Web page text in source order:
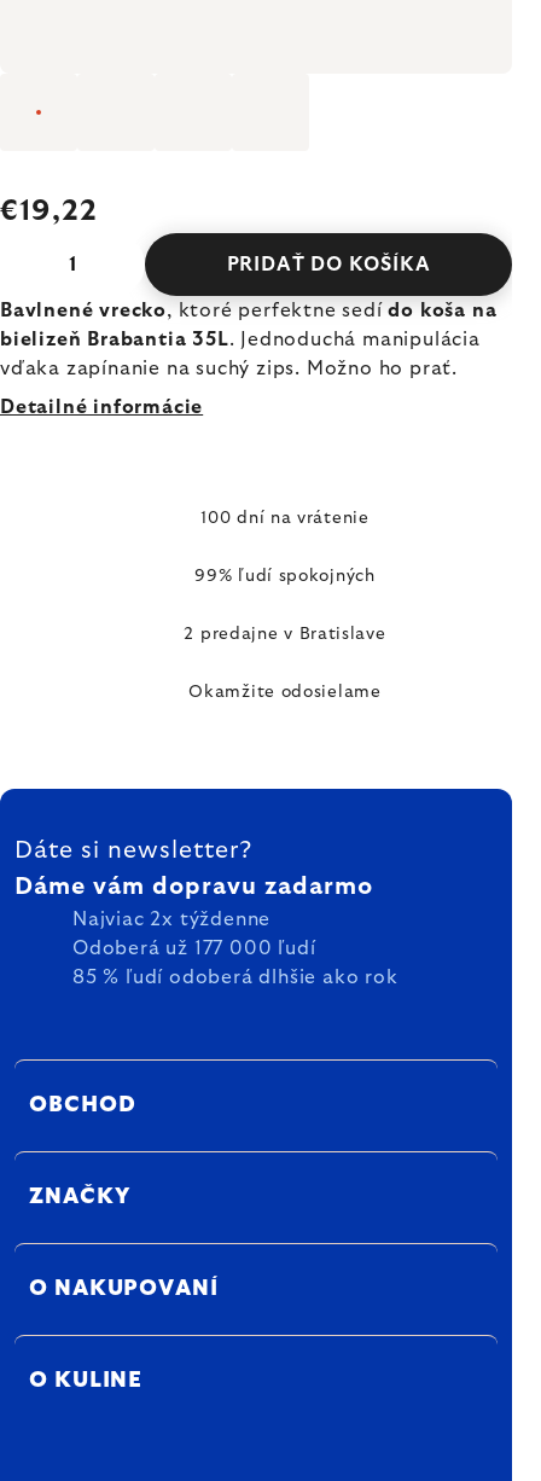
€19,22
PRIDAŤ DO KOŠÍKA
Bavlnené vrecko, ktoré perfektne sedído koša na
bielizeň Brabantia 35L. Jednoduchá manipulácia
vďaka zapínanie na suchý zips. Možno ho prať.
Detailné informácie
100 dní na vrátenie
99% ľudí spokojných
2 predajne v Bratislave
Okamžite odosielame
ZÁPÄTIE
Dáte si newsletter?
Dáme vám dopravu zadarmo
Najviac 2x týždenne
Odoberá už 177 000 ľudí
85 % ľudí odoberá dlhšie ako rok
OBCHOD
ZNAČKY
O NAKUPOVANÍ
O KULINE